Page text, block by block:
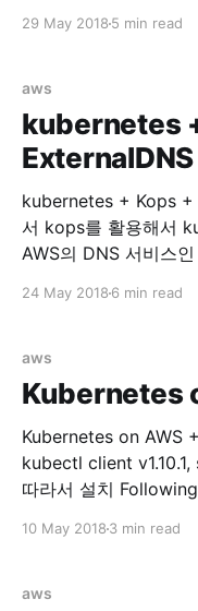
Services 들을 위해
kubernetes-incubator/
가면 ExternalDNS on
29 May 2018 5 min read
aws
kubernetes
ExternalDNS
kubernetes + Kops +
서 kops를 활용해서
AWS의 DNS 서비스
study를 하며 알게된
24 May 2018 6 min read
aws
Kubernetes
Kubernetes on AWS + kops Prerequisite
kubectl client v1.10.1, server
따라서 설치 Following this ref 그리고 어김없이 찾아오
kops update cluster
10 May 2018 3 min read
aws